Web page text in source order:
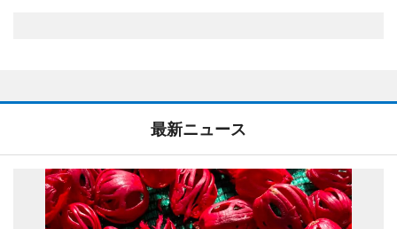
最新ニュース